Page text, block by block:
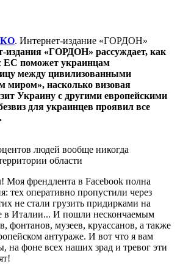
. Интернет-издание «ГОРДОН»
издания «ГОРДОН» рассуждает, как
ЕС поможет украинцам
между цивилизованными
миром», насколько визовая
Украину с другими европейскими
для украинцев проявил все
людей вообще никогда
области
Моя френдлента в Facebook полна
тех оперативно пропустили через
не стали грузить придирками на
в Италии... И пошли нескончаемым
фонтанов, музеев, круассанов, а также
антураже. И вот что я вам
на фоне всех наших зрад и тревог эти